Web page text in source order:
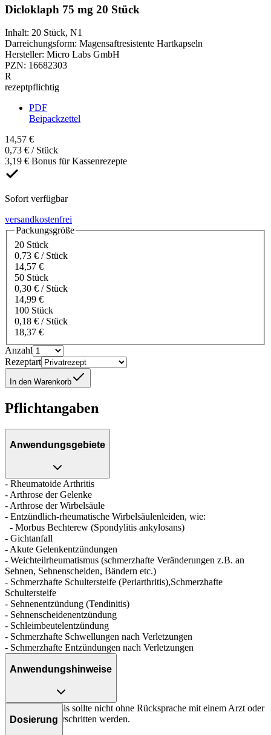
Dicloklaph 75 mg 20 Stück
Inhalt: 20 Stück, N1
Darreichungsform: Magensaftresistente Hartkapseln
Hersteller: Micro Labs GmbH
PZN: 16682303
R
rezeptpflichtig
PDF
Beipackzettel
14,57 €
0,73 € / Stück
3,19 € Bonus für Kassenrezepte
Sofort verfügbar
versandkostenfrei
Packungsgröße
20 Stück
0,73 € / Stück
14,57 €
50 Stück
0,30 € / Stück
14,99 €
100 Stück
0,18 € / Stück
18,37 €
Anzahl
Rezeptart
In den Warenkorb
Pflichtangaben
Anwendungsgebiete
- Rheumatoide Arthritis
- Arthrose der Gelenke
- Arthrose der Wirbelsäule
- Entzündlich-rheumatische Wirbelsäulenleiden, wie:
- Morbus Bechterew (Spondylitis ankylosans)
- Gichtanfall
- Akute Gelenkentzündungen
- Weichteilrheumatismus (schmerzhafte Veränderungen z.B. an
Sehnen, Sehnenscheiden, Bändern etc.)
- Schmerzhafte Schultersteife (Periarthritis),Schmerzhafte
Schultersteife
- Sehnenentzündung (Tendinitis)
- Sehnenscheidenentzündung
- Schleimbeutelentzündung
- Schmerzhafte Schwellungen nach Verletzungen
- Schmerzhafte Entzündungen nach Verletzungen
Anwendungshinweise
Die Gesamtdosis sollte nicht ohne Rücksprache mit einem Arzt oder
Apotheker überschritten werden.
Dosierung